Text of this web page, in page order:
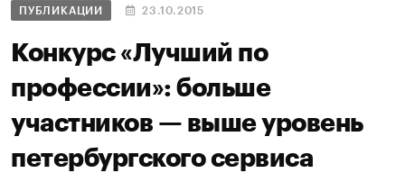
ПУБЛИКАЦИИ 23.10.2015
Конкурс «Лучший по
профессии»: больше
участников — выше уровень
петербургского сервиса